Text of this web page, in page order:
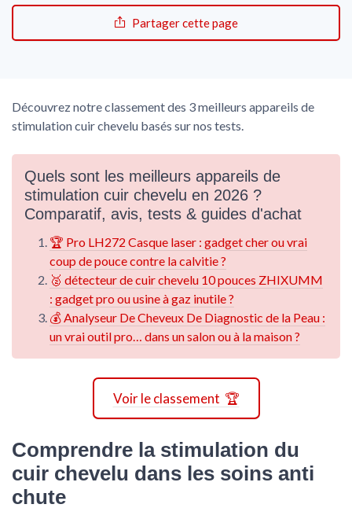
Partager cette page
Découvrez notre classement des 3 meilleurs appareils de
stimulation cuir chevelu basés sur nos tests.
Quels sont les meilleurs appareils de
stimulation cuir chevelu en 2026 ?
Comparatif, avis, tests & guides d'achat
🏆 Pro LH272 Casque laser : gadget cher ou vrai
coup de pouce contre la calvitie ?
🥈 détecteur de cuir chevelu 10 pouces ZHIXUMM
: gadget pro ou usine à gaz inutile ?
💰 Analyseur De Cheveux De Diagnostic de la Peau :
un vrai outil pro… dans un salon ou à la maison ?
Voir le classement 🏆
Comprendre la stimulation du
cuir chevelu dans les soins anti
chute